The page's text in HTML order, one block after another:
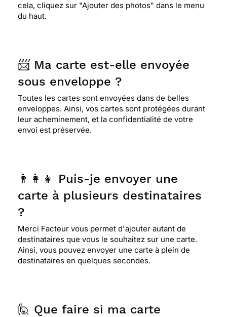
⭐⭐⭐⭐ Le 28/10/2018 : Top carte
⭐⭐⭐⭐
Le 04/10/2018 : Site sympa, utile
lorsqu'on ne peut pas se déplacer pour envoyer
du courrier ... Seul petit ennui, mon dernier
courrier effectué le 20 septembre n'est arrivé
que le 24 dans la BAL de la personne ... Je
pensais qu'il y serait le 22 ... Destination :
temps ... Bonne continuation, cordialement.
⭐⭐⭐⭐
le texte aussi...
⭐⭐⭐⭐ Le 28/08/2018 : Chouette !
simple et zen.
cela, cliquez sur "Ajouter des photos" dans le menu
du haut.
📨 Ma carte est-elle envoyée
sous enveloppe ?
Toutes les cartes sont envoyées dans de belles
enveloppes. Ainsi, vos cartes sont protégées durant
leur acheminement, et la confidentialité de votre
envoi est préservée.
👨‍👩‍👧 Puis-je envoyer une
carte à plusieurs destinataires
?
Merci Facteur vous permet d'ajouter autant de
destinataires que vous le souhaitez sur une carte.
Ainsi, vous pouvez envoyer une carte à plein de
destinataires en quelques secondes.
🙋 Que faire si ma carte